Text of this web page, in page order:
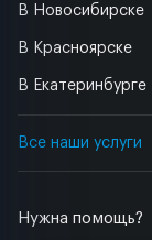
Нужна помощь?
В Новосибирске
В Красноярске
В Екатеринбурге
Все наши услуги